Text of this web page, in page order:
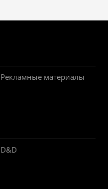
Рекламные материалы
D&D